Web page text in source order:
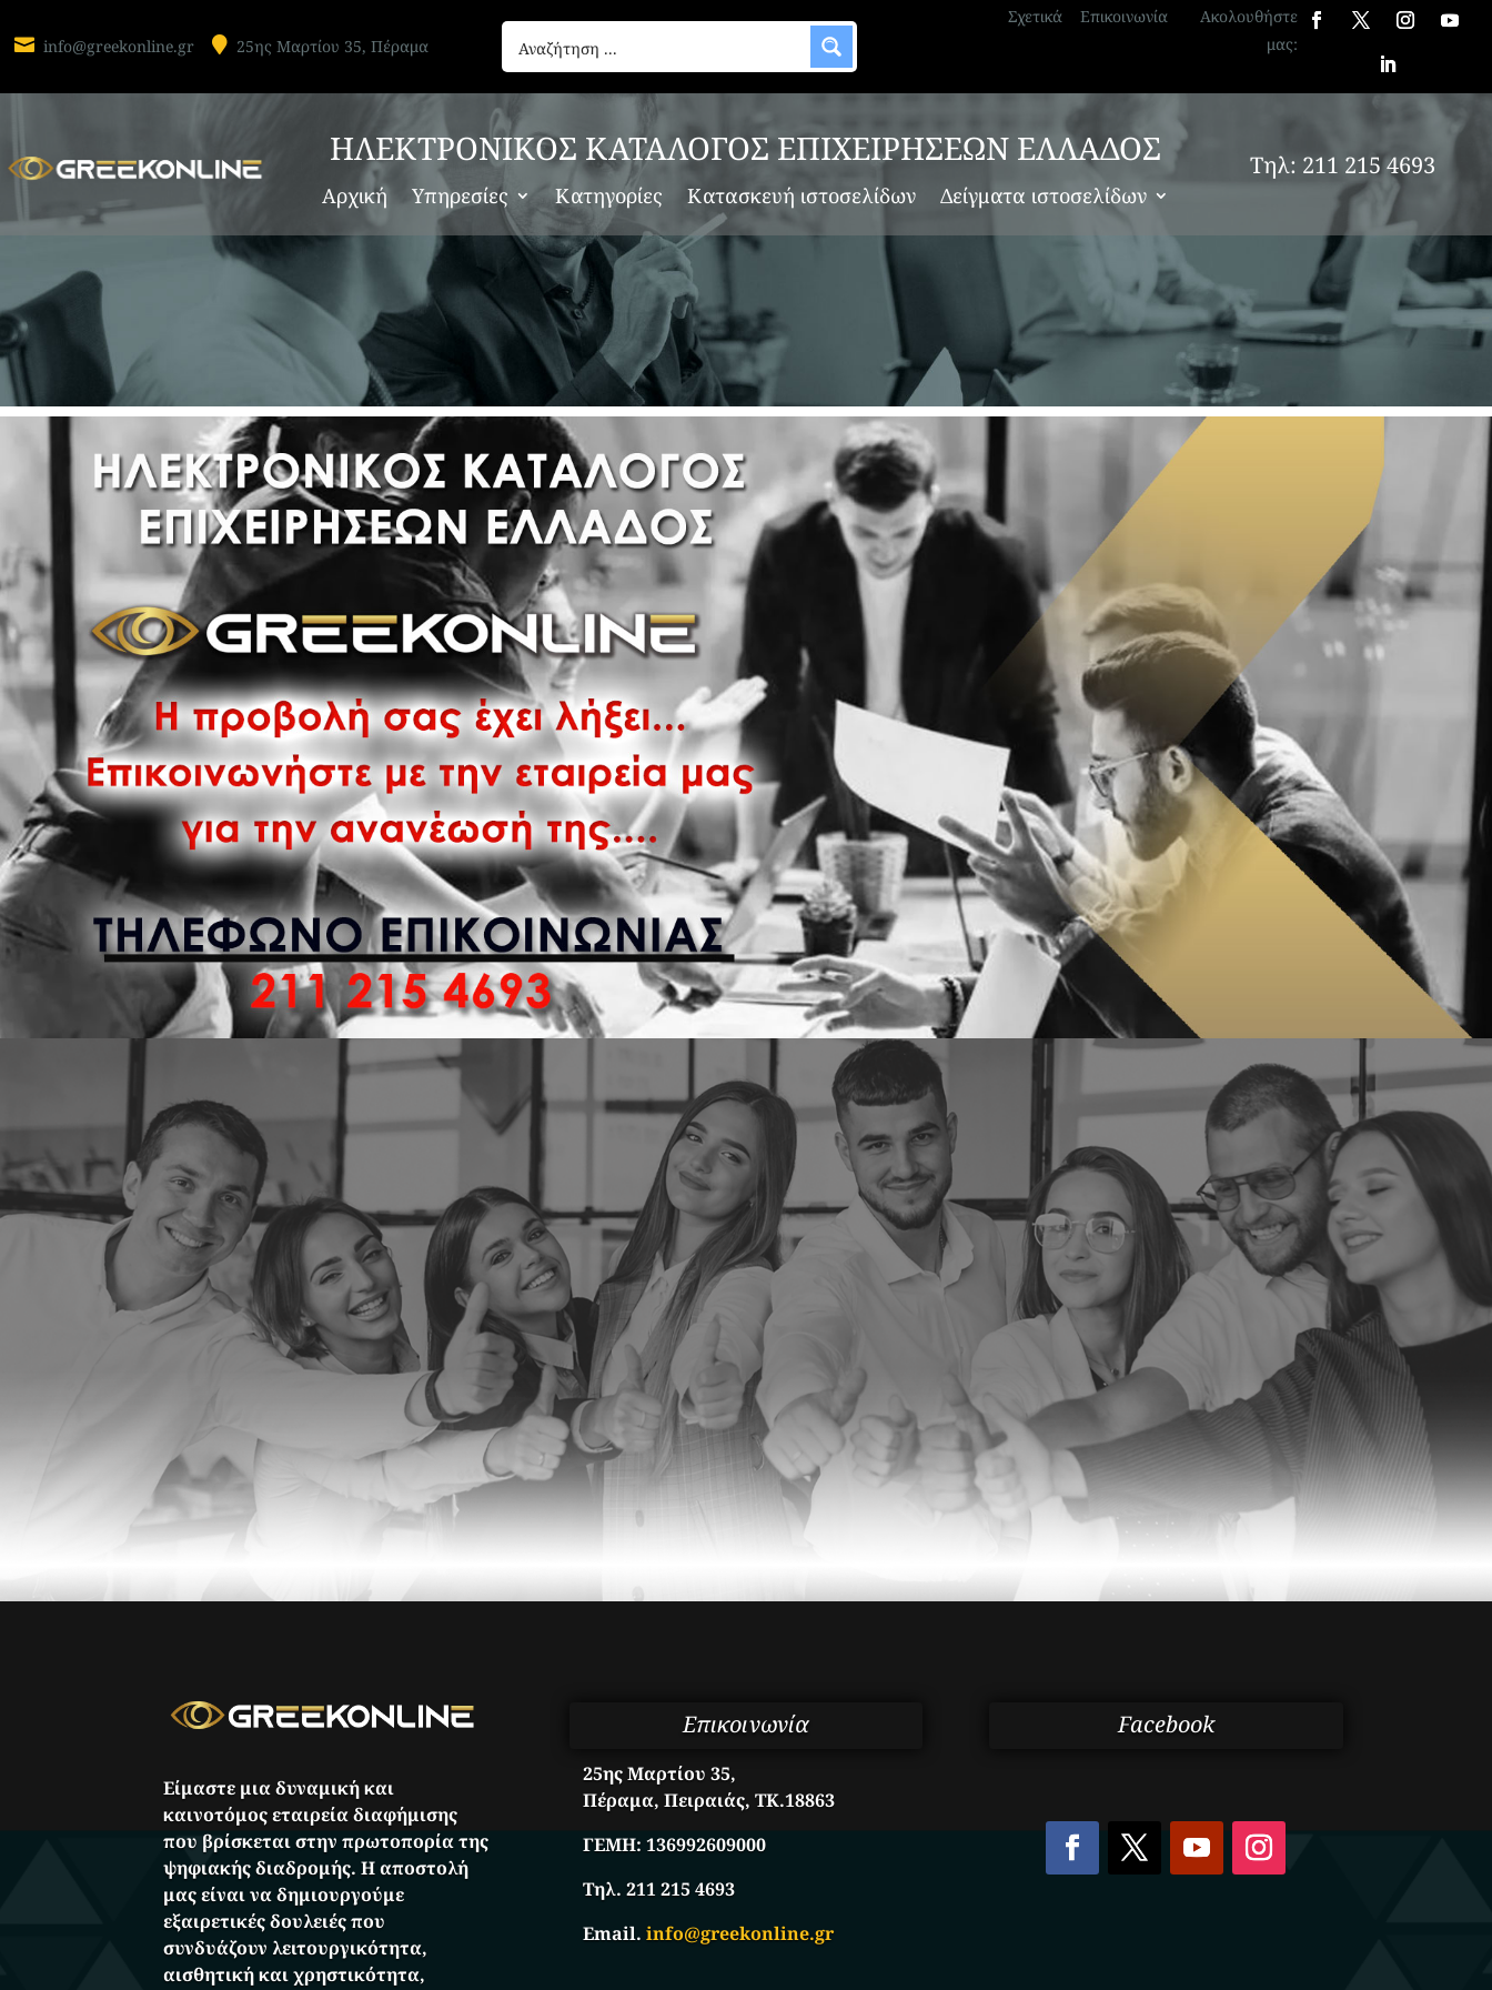
 info@greekonline.gr  25ης Μαρτίου 35, Πέραμα
Σχετικά Επικοινωνία
Ακολουθήστε
μας:
ΗΛΕΚΤΡΟΝΙΚΟΣ ΚΑΤΑΛΟΓΟΣ ΕΠΙΧΕΙΡΗΣΕΩΝ ΕΛΛΑΔΟΣ
Αρχική Υπηρεσίες Κατηγορίες Κατασκευή ιστοσελίδων Δείγματα ιστοσελίδων
Τηλ: 211 215 4693
Είμαστε μια δυναμική και
καινοτόμος εταιρεία διαφήμισης
που βρίσκεται στην πρωτοπορία της
ψηφιακής διαδρομής. Η αποστολή
μας είναι να δημιουργούμε
εξαιρετικές δουλειές που
συνδυάζουν λειτουργικότητα,
αισθητική και χρηστικότητα,
Επικοινωνία
25ης Μαρτίου 35,
Πέραμα, Πειραιάς, ΤΚ.18863
ΓΕΜΗ:136992609000
Τηλ. 211 215 4693
Email.info@greekonline.gr
Facebook